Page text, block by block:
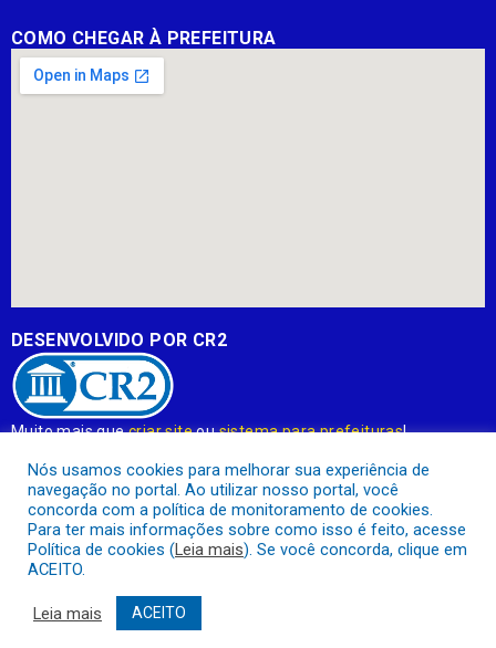
COMO CHEGAR À PREFEITURA
DESENVOLVIDO POR CR2
Muito mais quecriar siteousistema para prefeituras!
contrato que todas as exigências das leis de transparência
públicaserão atendidas.
Conheça oPNTPe o Radar da Transparência Pública
Nós usamos cookies para melhorar sua experiência de
navegação no portal. Ao utilizar nosso portal, você
concorda com a política de monitoramento de cookies.
Para ter mais informações sobre como isso é feito, acesse
Política de cookies (Leia mais). Se você concorda, clique em
ACEITO.
Leia mais ACEITO